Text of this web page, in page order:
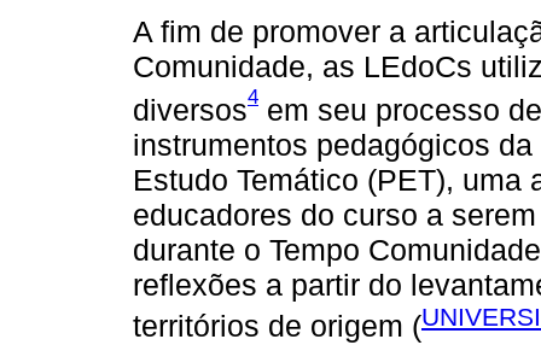
A fim de promover a
Comunidade, as LEdoCs
diversos4 em seu processo
instrumentos pedagógicos
Estudo Temático (PET),
educadores do curso a
durante o Tempo
reflexões a partir do
territórios de origem (